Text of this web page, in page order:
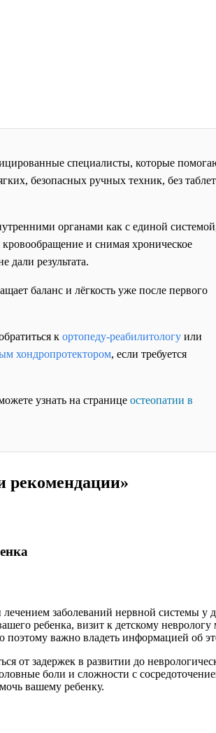
специалисты, которые
безопасных ручных техник, без
органами как с единой
и снимая хроническое
дали результата.
баланс и лёгкость уже после первого
к ортопеду-реабилитологу или
хондропротектором, если требуется
узнать на странице остеопатии в
рекомендации»
заболеваний нервной системы у
ребенка, визит к детскому
поэтому важно владеть информацией об
от задержек в развитии до
боли и сложности с
вашему ребенку.